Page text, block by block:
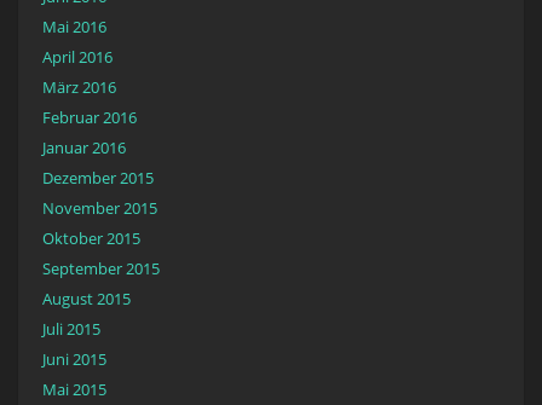
Mai 2016
April 2016
März 2016
Februar 2016
Januar 2016
Dezember 2015
November 2015
Oktober 2015
September 2015
August 2015
Juli 2015
Juni 2015
Mai 2015